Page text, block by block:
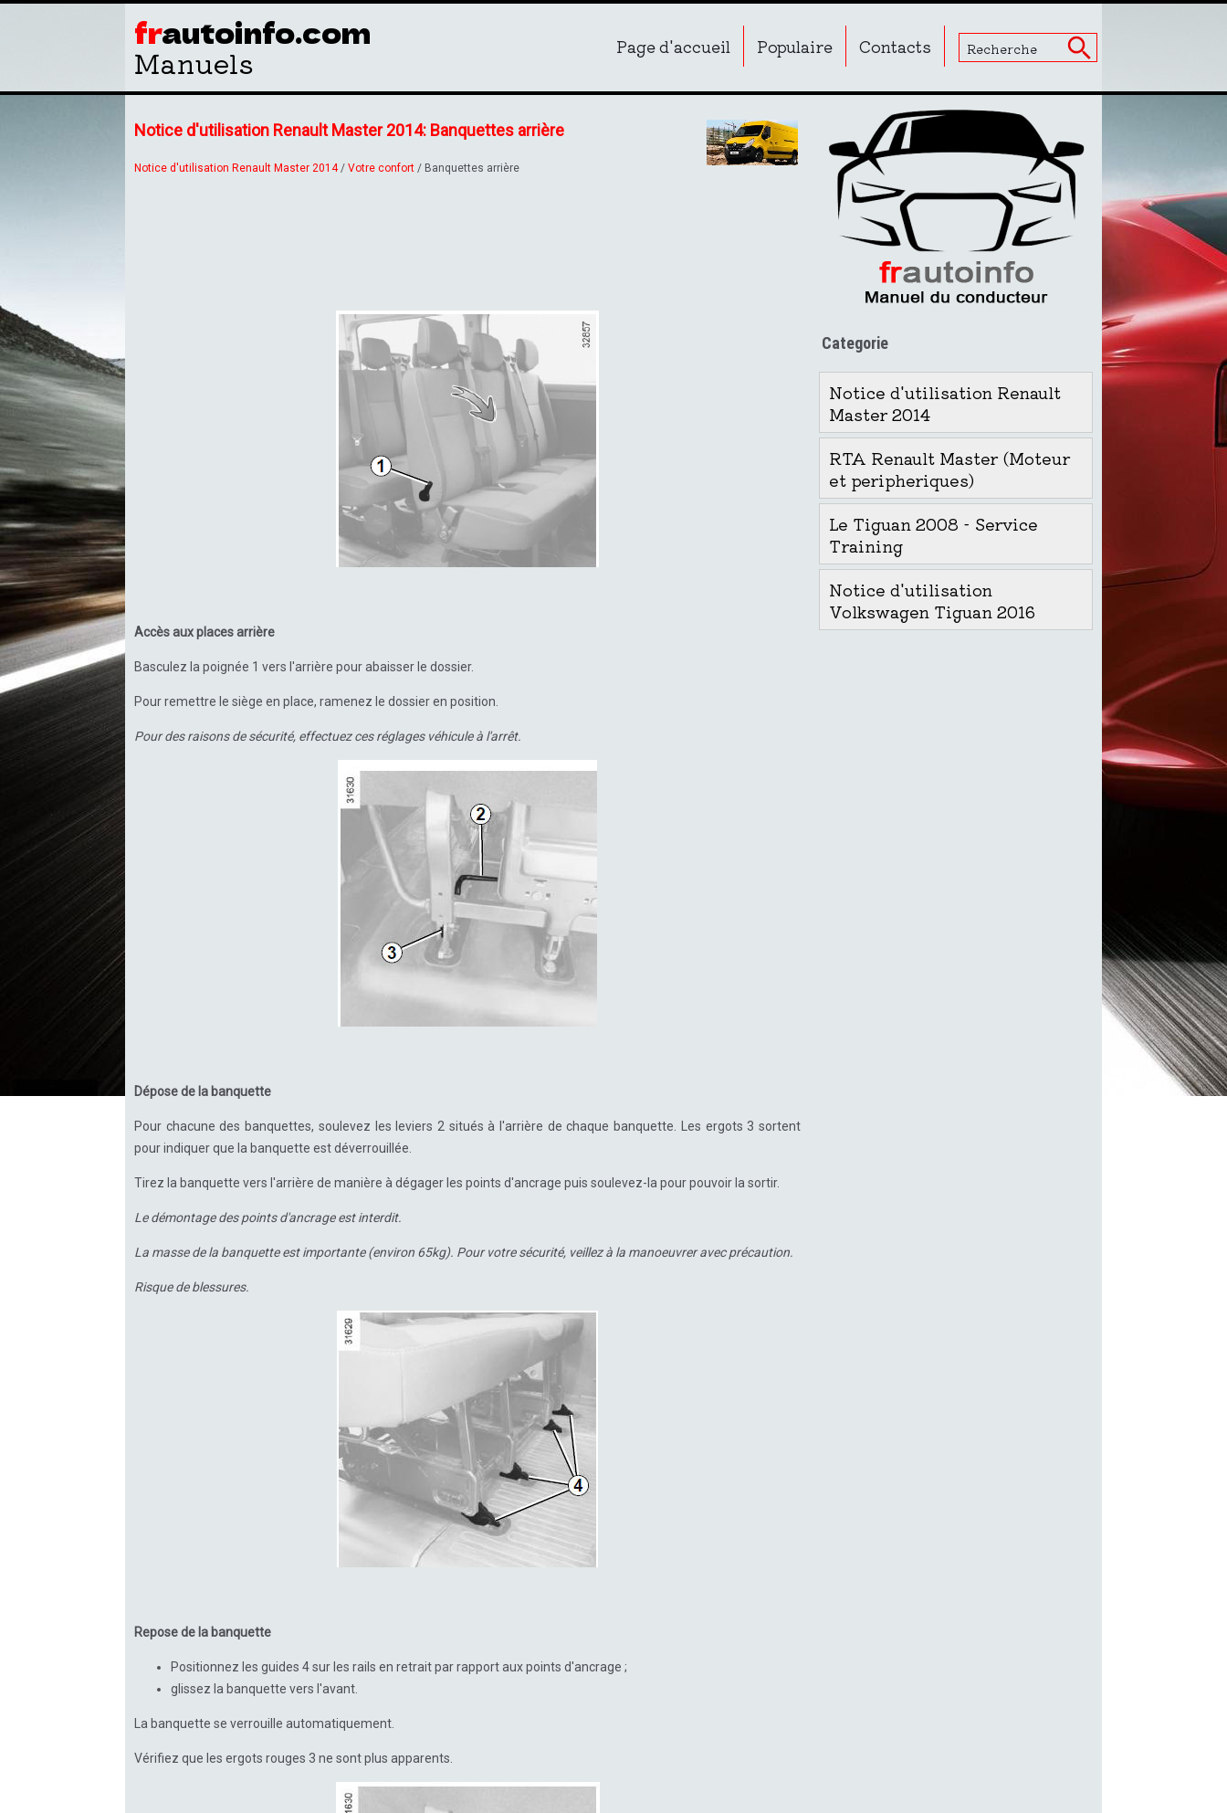
frautoinfo.com
Manuels Page d'accueil Populaire Contacts
Notice d'utilisation Renault Master 2014: Banquettes arrière
Notice d'utilisation Renault Master 2014/ Votre confort / Banquettes arrière
Accès aux places arrière
Basculez la poignée 1 vers l'arrière pour abaisser le dossier.
Pour remettre le siège en place, ramenez le dossier en position.
Pour des raisons de sécurité, effectuez ces réglages véhicule à l'arrêt.
Dépose de la banquette
Pour chacune des banquettes, soulevez les leviers 2 situés à l'arrière de chaque banquette. Les ergots 3 sortent
pour indiquer que la banquette est déverrouillée.
Tirez la banquette vers l'arrière de manière à dégager les points d'ancrage puis soulevez-la pour pouvoir la sortir.
Le démontage des points d'ancrage est interdit.
La masse de la banquette est importante (environ 65kg). Pour votre sécurité, veillez à la manoeuvrer avec précaution.
Risque de blessures.
Repose de la banquette
Positionnez les guides 4 sur les rails en retrait par rapport aux points d'ancrage ;
glissez la banquette vers l'avant.
La banquette se verrouille automatiquement.
Vérifiez que les ergots rouges 3 ne sont plus apparents.
Categorie
Notice d'utilisation Renault
Master 2014
RTA Renault Master (Moteur
et peripheriques)
Le Tiguan 2008 - Service
Training
Notice d'utilisation
Volkswagen Tiguan 2016